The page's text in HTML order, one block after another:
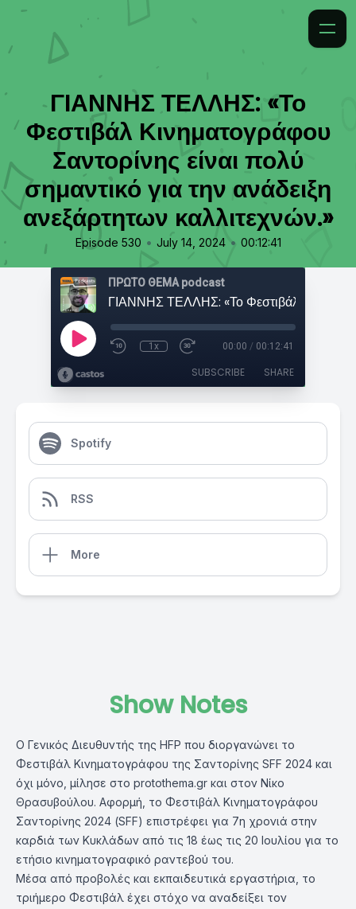
ΓΙΑΝΝΗΣ ΤΕΛΛΗΣ: «Το
Φεστιβάλ Κινηματογράφου
Σαντορίνης είναι πολύ
σημαντικό για την ανάδειξη
ανεξάρτητων καλλιτεχνών.»
Episode 530 • July 14, 2024 • 00:12:41
ΠΡΩΤΟ ΘΕΜΑ podcast
1x 00:00 / 00:12:41
SUBSCRIBE SHARE
Spotify
RSS
More
Show Notes
Ο Γενικός Διευθυντής της HFP που διοργανώνει το
Φεστιβάλ Κινηματογράφου της Σαντορίνης SFF 2024 και
όχι μόνο, μίλησε στο protothema.gr και στον Νίκο
Θρασυβούλου. Αφορμή, το Φεστιβάλ Κινηματογράφου
Σαντορίνης 2024 (SFF) επιστρέφει για 7η χρονιά στην
καρδιά των Κυκλάδων από τις 18 έως τις 20 Ιουλίου για το
ετήσιο κινηματογραφικό ραντεβού του.
Μέσα από προβολές και εκπαιδευτικά εργαστήρια, το
τριήμερο Φεστιβάλ έχει στόχο να αναδείξει τον